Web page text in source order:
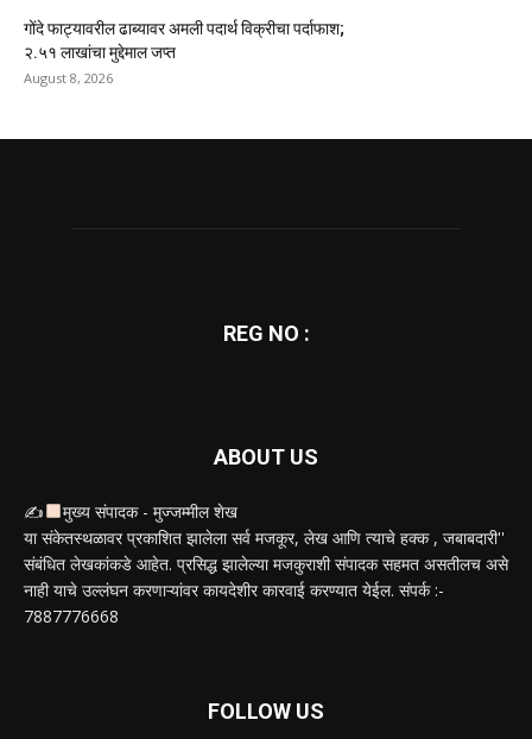
गोंदे फाट्यावरील ढाब्यावर अमली पदार्थ विक्रीचा पर्दाफाश;
२.५१ लाखांचा मुद्देमाल जप्त
August 8, 2026
REG NO :
ABOUT US
✍
मुख्य संपादक - मुज्जम्मील शेख
या संकेतस्थळावर प्रकाशित झालेला सर्व मजकूर, लेख आणि त्याचे हक्क , जबाबदारी''
संबंधित लेखकांकडे आहेत. प्रसिद्ध झालेल्या मजकुराशी संपादक सहमत असतीलच असे
नाही याचे उल्लंघन करणाऱ्यांवर कायदेशीर कारवाई करण्यात येईल. संपर्क :-
7887776668
FOLLOW US